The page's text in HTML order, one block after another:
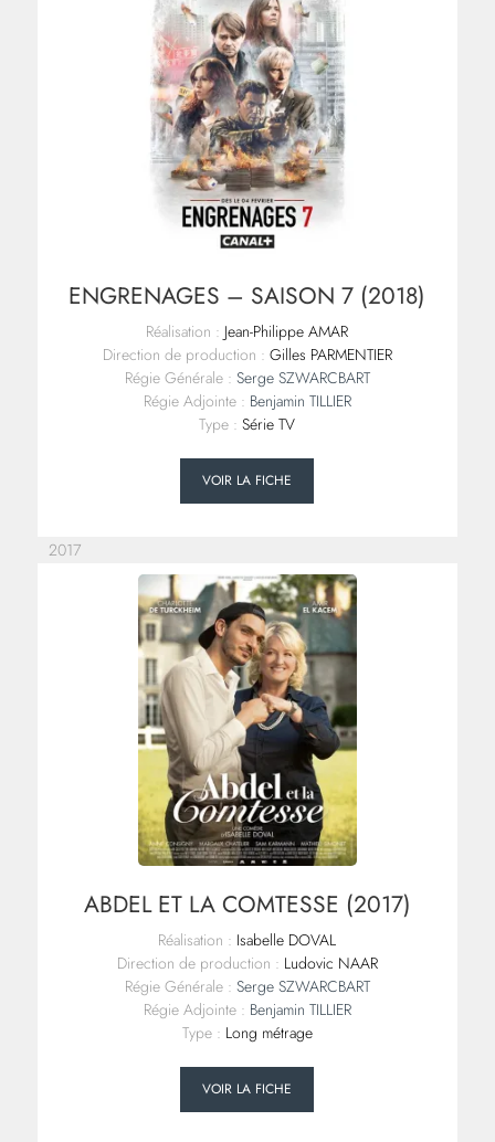
ENGRENAGES – SAISON 7 (2018)
Réalisation : Jean-Philippe AMAR
Direction de production : Gilles PARMENTIER
Régie Générale : Serge SZWARCBART
Régie Adjointe : Benjamin TILLIER
Type : Série TV
VOIR LA FICHE
2017
ABDEL ET LA COMTESSE (2017)
Réalisation : Isabelle DOVAL
Direction de production : Ludovic NAAR
Régie Générale : Serge SZWARCBART
Régie Adjointe : Benjamin TILLIER
Type : Long métrage
VOIR LA FICHE